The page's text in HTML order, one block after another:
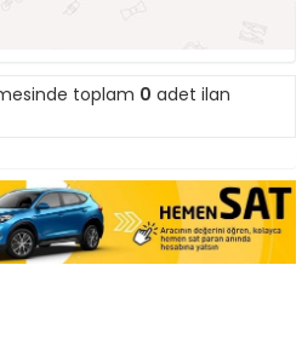
toplam 0 adet ilan